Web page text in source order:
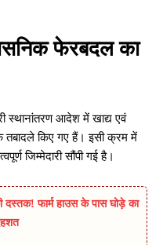
फेरबदल का
स्थानांतरण आदेश में खाद्य एवं
तबादले किए गए हैं। इसी क्रम में
जिम्मेदारी सौंपी गई है।
दस्तक! फार्म हाउस के पास घोड़े का